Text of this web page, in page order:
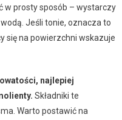
w prosty sposób – wystarczy
Jeśli tonie, oznacza to
się na powierzchni wskazuje
najlepiej
Składniki te
Warto postawić na